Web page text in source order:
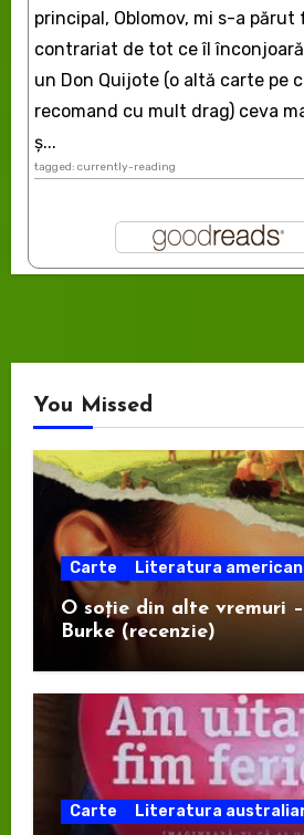
principal, Oblomov, mi s-a părut
contrariat de tot ce îl
un Don Quijote (o altă carte pe
recomand cu mult drag) ceva
ș...
tagged: currently-reading
You Missed
Carte Literatura
O soție din alte vremuri
Burke (recenzie)
Carte Literatura